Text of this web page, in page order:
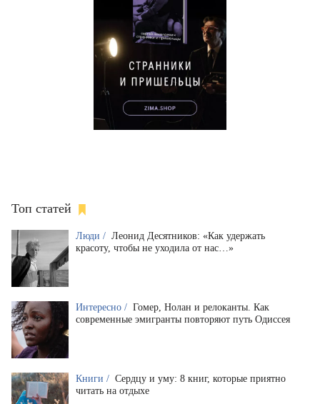
Топ статей
Люди / Леонид Десятников: «Как удержать
красоту, чтобы не уходила от нас…»
Интересно / Гомер, Нолан и релоканты. Как
современные эмигранты повторяют путь Одиссея
Книги / Сердцу и уму: 8 книг, которые приятно
читать на отдыхе